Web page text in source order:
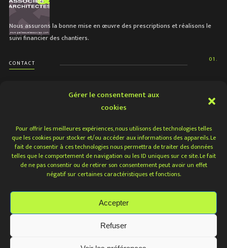
Gérer le consentement aux
cookies
Pour offrir les meilleures expériences, nous utilisons des technologies telles
que les cookies pour stocker et/ou accéder aux informations des appareils. Le
fait de consentir à ces technologies nous permettra de traiter des données
telles que le comportement de navigation ou les ID uniques sur ce site. Le fait
de ne pas consentir ou de retirer son consentement peut avoir un effet
négatif sur certaines caractéristiques et fonctions.
Accepter
Refuser
Nous assurons la bonne mise en œuvre des prescriptions et réalisons le
suivi financier des chantiers.
01.
CONTACT
© PELLEAU & ASSOCIES - ARCHITECTES / TOUS